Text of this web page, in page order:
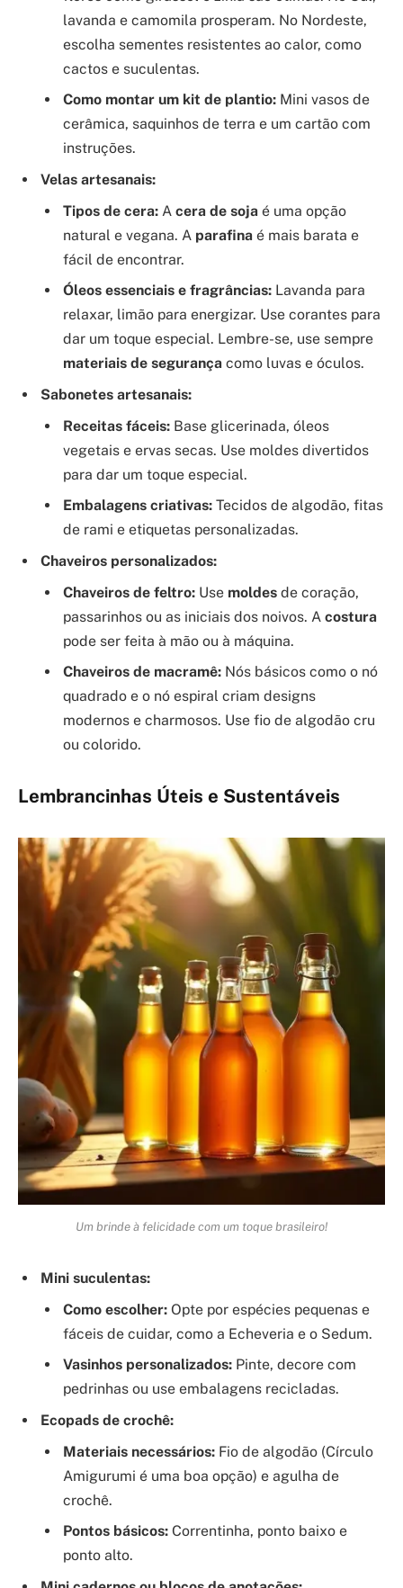
lavanda e camomila prosperam. No Nordeste,
escolha sementes resistentes ao calor, como
cactos e suculentas.
Como montar um kit de plantio: Mini vasos de
cerâmica, saquinhos de terra e um cartão com
instruções.
Velas artesanais:
Tipos de cera: A cera de soja é uma opção
natural e vegana. A parafina é mais barata e
fácil de encontrar.
Óleos essenciais e fragrâncias: Lavanda para
relaxar, limão para energizar. Use corantes para
dar um toque especial. Lembre-se, use sempre
materiais de segurança como luvas e óculos.
Sabonetes artesanais:
Receitas fáceis: Base glicerinada, óleos
vegetais e ervas secas. Use moldes divertidos
para dar um toque especial.
Embalagens criativas: Tecidos de algodão, fitas
de rami e etiquetas personalizadas.
Chaveiros personalizados:
Chaveiros de feltro: Use moldes de coração,
passarinhos ou as iniciais dos noivos. A costura
pode ser feita à mão ou à máquina.
Chaveiros de macramê: Nós básicos como o nó
quadrado e o nó espiral criam designs
modernos e charmosos. Use fio de algodão cru
ou colorido.
Lembrancinhas Úteis e Sustentáveis
Um brinde à felicidade com um toque brasileiro!
Mini suculentas:
Como escolher: Opte por espécies pequenas e
fáceis de cuidar, como a Echeveria e o Sedum.
Vasinhos personalizados: Pinte, decore com
pedrinhas ou use embalagens recicladas.
Ecopads de crochê:
Materiais necessários: Fio de algodão (Círculo
Amigurumi é uma boa opção) e agulha de
crochê.
Pontos básicos: Correntinha, ponto baixo e
ponto alto.